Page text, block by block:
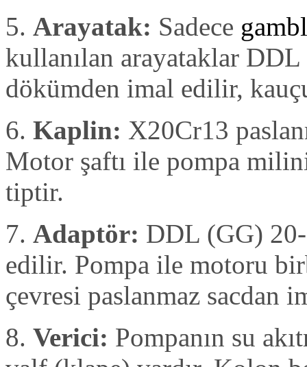
5. Arayatak: Sadece
kullanılan arayataklar
dökümden imal edilir,
6. Kaplin: X20Cr13
Motor şaftı ile pompa
tiptir.
7. Adaptör: DDL (GG)
edilir. Pompa ile motoru
çevresi paslanmaz sacdan
8. Verici: Pompanın su